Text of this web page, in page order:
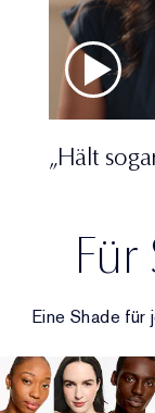
„Hält
Eine Shade